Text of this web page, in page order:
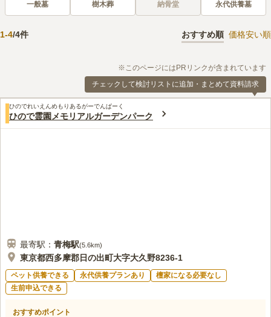
一般墓 樹木葬 納骨堂 永代供養墓
1-4/4件 おすすめ順 価格安い順
※このページにはPRリンクが含まれています
チェックして検討リストに追加・まとめて資料請求
ひのでれいえんめもりあるがーでんぱーく
ひので霊園メモリアルガーデンパーク
最寄駅： 青梅駅(5.6km)
東京都西多摩郡日の出町大字大久野8236-1
ペット供養できる 永代供養プランあり
檀家になる必要なし
生前申込できる
おすすめポイント